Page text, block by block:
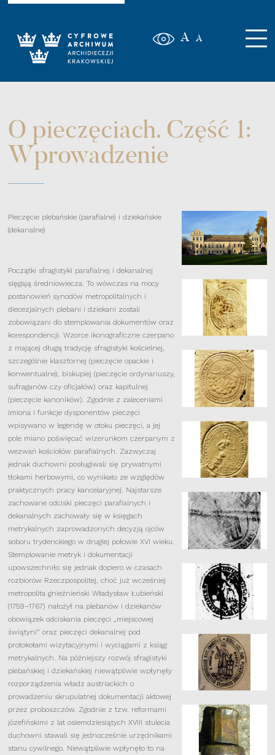
A A
O pieczęciach. Część 1:
Wprowadzenie
Pieczęcie plebańskie (parafialne) i dziekańskie
(dekanalne)
Początki sfragistyki parafialnej i dekanalnej
sięgają średniowiecza. To wówczas na mocy
postanowień synodów metropolitalnych i
diecezjalnych plebani i dziekani zostali
zobowiązani do stemplowania dokumentów oraz
korespondencji. Wzorce ikonograficzne czerpano
z mającej długą tradycję sfragistyki kościelnej,
szczególnie klasztornej (pieczęcie opackie i
konwentualne), biskupiej (pieczęcie ordynariuszy,
sufraganów czy oficjałów) oraz kapitulnej
(pieczęcie kanoników). Zgodnie z zaleceniami
imiona i funkcje dysponentów pieczęci
wpisywano w legendę w otoku pieczęci, a jej
pole miano poświęcać wizerunkom czerpanym z
wezwań kościołów parafialnych. Zazwyczaj
jednak duchowni posługiwali się prywatnymi
tłokami herbowymi, co wynikało ze względów
praktycznych pracy kancelaryjnej. Najstarsze
zachowane odciski pieczęci parafialnych i
dekanalnych zachowały się w księgach
metrykalnych zaprowadzonych decyzją ojców
soboru trydenckiego w drugiej połowie XVI wieku.
Stemplowanie metryk i dokumentacji
upowszechniło się jednak dopiero w czasach
rozbiorów Rzeczpospolitej, choć już wcześniej
metropolita gnieźnieński Władysław Łubieński
(1759–1767) nałożył na plebanów i dziekanów
obowiązek odciskania pieczęci „miejscowej
świątyni” oraz pieczęci dekanalnej pod
protokołami wizytacyjnymi i wyciągami z ksiąg
metrykalnych. Na późniejszy rozwój sfragistyki
plebańskiej i dziekańskiej niewątpliwie wpłynęły
rozporządzenia władz austriackich o
prowadzeniu skrupulatnej dokumentacji aktowej
przez proboszczów. Zgodnie z tzw. reformami
józefińskimi z lat osiemdziesiątych XVIII stulecia
duchowni stawali się jednocześnie urzędnikami
stanu cywilnego. Niewątpliwie wpłynęło to na